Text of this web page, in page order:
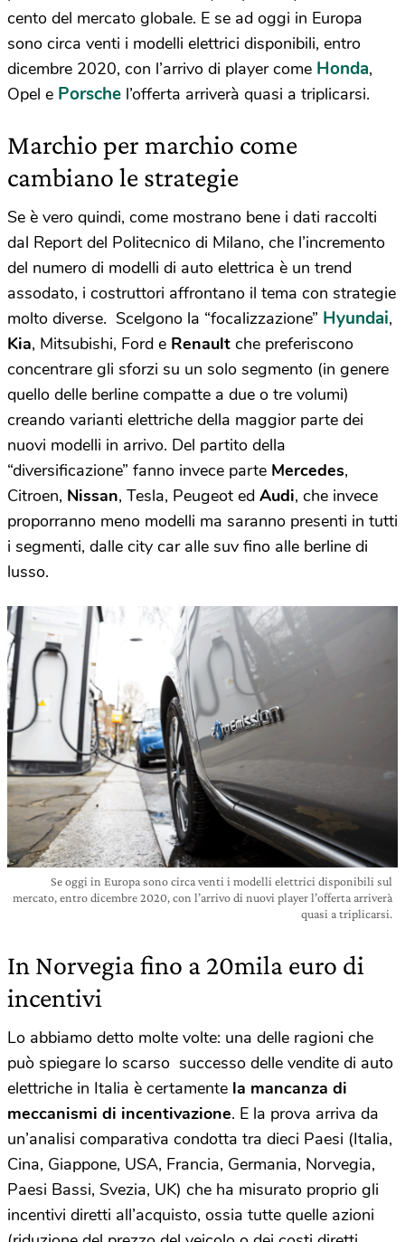
cento del mercato globale. E se ad oggi in Europa
sono circa venti i modelli elettrici disponibili, entro
dicembre 2020, con l’arrivo di player come Honda,
Opel e Porsche l’offerta arriverà quasi a triplicarsi.
Marchio per marchio come
cambiano le strategie
Se è vero quindi, come mostrano bene i dati raccolti
dal Report del Politecnico di Milano, che l’incremento
del numero di modelli di auto elettrica è un trend
assodato, i costruttori affrontano il tema con strategie
molto diverse. Scelgono la “focalizzazione” Hyundai,
Kia, Mitsubishi, Ford e Renault che preferiscono
concentrare gli sforzi su un solo segmento (in genere
quello delle berline compatte a due o tre volumi)
creando varianti elettriche della maggior parte dei
nuovi modelli in arrivo. Del partito della
“diversificazione” fanno invece parte Mercedes,
Citroen, Nissan, Tesla, Peugeot ed Audi, che invece
proporranno meno modelli ma saranno presenti in tutti
i segmenti, dalle city car alle suv fino alle berline di
lusso.
Se oggi in Europa sono circa venti i modelli elettrici disponibili sul
mercato, entro dicembre 2020, con l’arrivo di nuovi player l’offerta arriverà
quasi a triplicarsi.
In Norvegia fino a 20mila euro di
incentivi
Lo abbiamo detto molte volte: una delle ragioni che
può spiegare lo scarso successo delle vendite di auto
elettriche in Italia è certamente la mancanza di
meccanismi di incentivazione. E la prova arriva da
un’analisi comparativa condotta tra dieci Paesi (Italia,
Cina, Giappone, USA, Francia, Germania, Norvegia,
Paesi Bassi, Svezia, UK) che ha misurato proprio gli
incentivi diretti all’acquisto, ossia tutte quelle azioni